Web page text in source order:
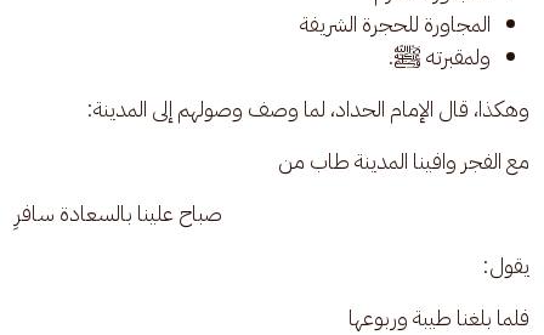
المجاورة للحجرة الشريفة
ولمقبرته ﷺ.
وهكذا، قال الإمام الحداد، لما وصف وصولهم إلى المدينة:
مع الفجر وافينا المدينة طاب من
صباح علينا بالسعادة سافرِ
يقول:
فلما بلغنا طيبة وربوعها